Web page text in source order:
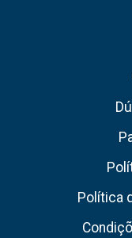
Política